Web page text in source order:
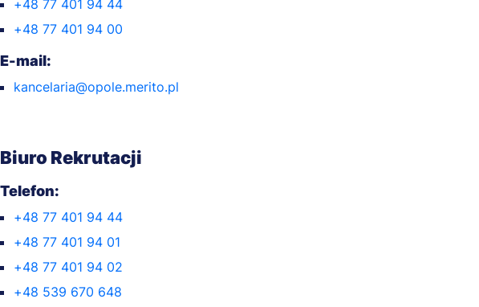
+48 77 401 94 44
+48 77 401 94 00
E-mail:
kancelaria@opole.merito.pl
Biuro Rekrutacji
Telefon:
+48 77 401 94 44
+48 77 401 94 01
+48 77 401 94 02
+48 539 670 648